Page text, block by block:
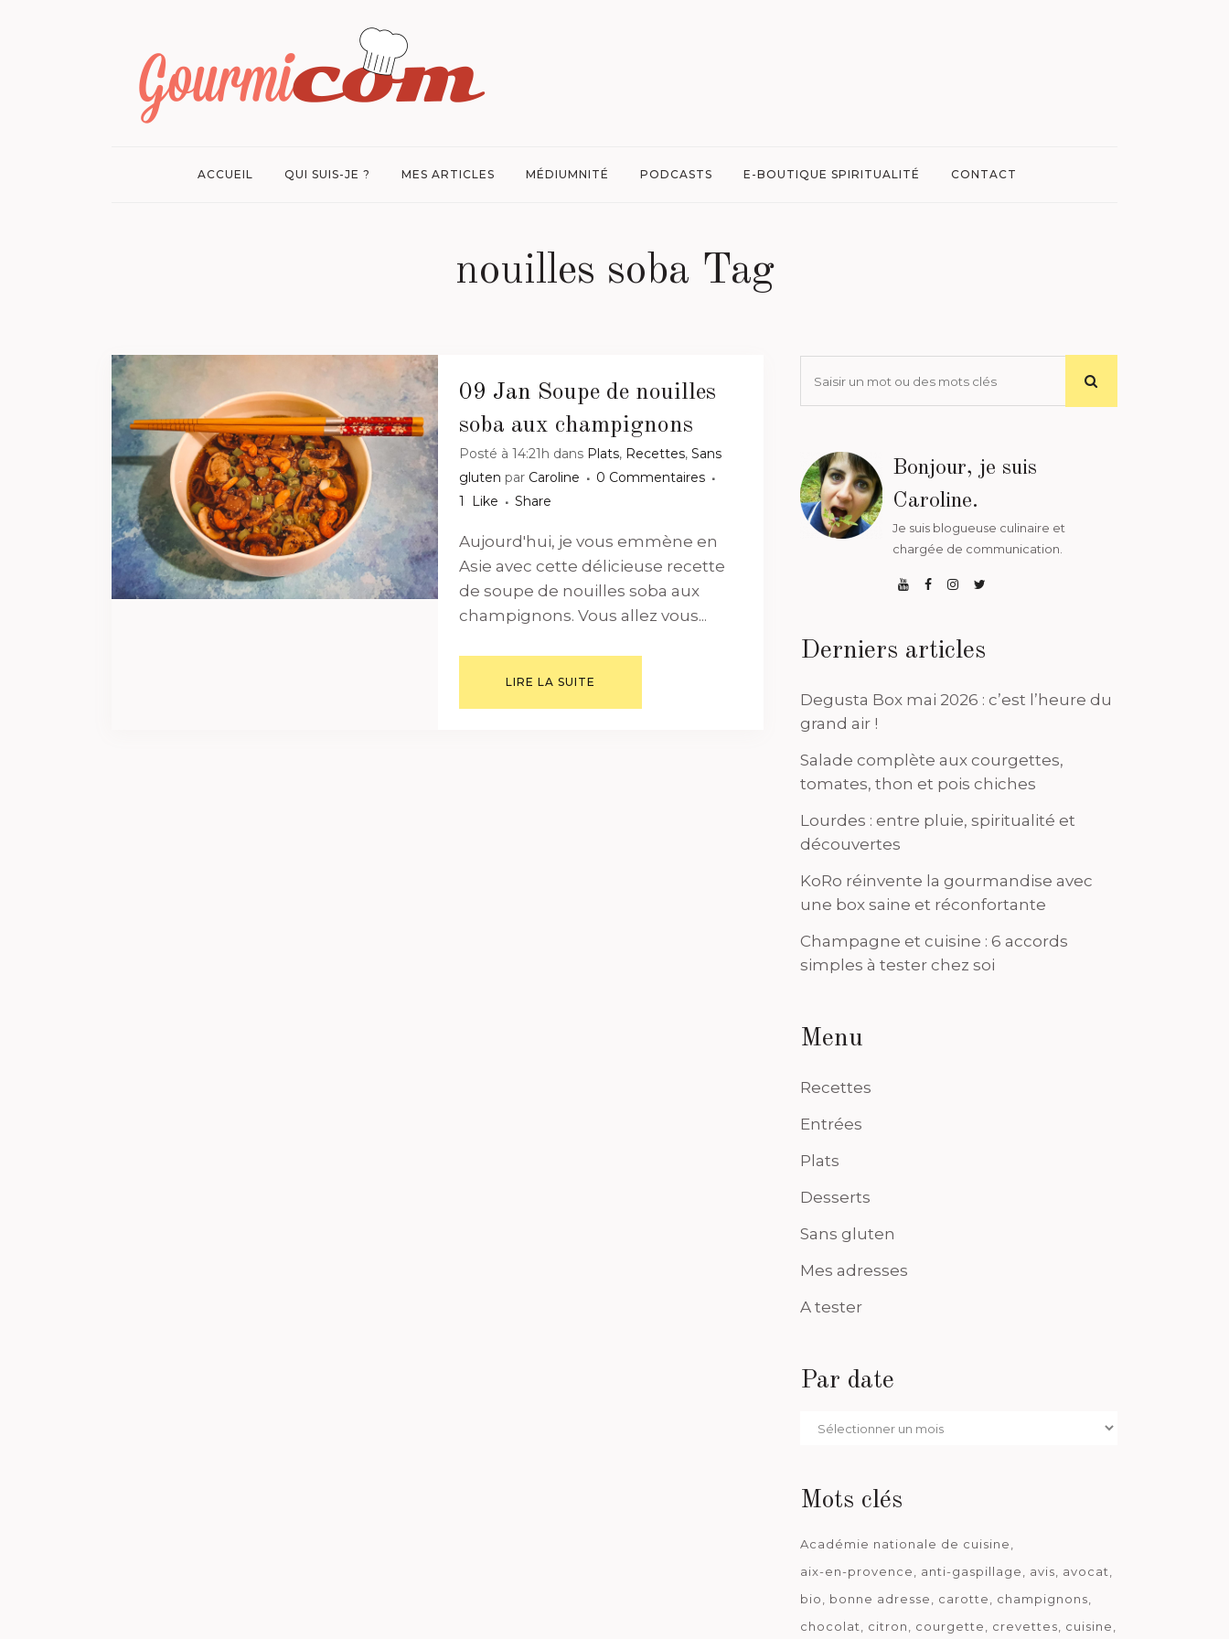
ACCUEIL QUI SUIS-JE ? MES ARTICLES MÉDIUMNITÉ PODCASTS E-BOUTIQUE SPIRITUALITÉ CONTACT
nouilles soba Tag
09 Jan Soupe de nouilles
soba aux champignons
Posté à 14:21h dans Plats, Recettes, Sans
gluten par Caroline
0 Commentaires
1
Like Share
Aujourd'hui, je vous emmène en
Asie avec cette délicieuse recette
de soupe de nouilles soba aux
champignons. Vous allez vous...
LIRE LA SUITE
Bonjour, je suis
Caroline.
Je suis blogueuse culinaire et
chargée de communication.
Derniers articles
Degusta Box mai 2026 : c’est l’heure du
grand air !
Salade complète aux courgettes,
tomates, thon et pois chiches
Lourdes : entre pluie, spiritualité et
découvertes
KoRo réinvente la gourmandise avec
une box saine et réconfortante
Champagne et cuisine : 6 accords
simples à tester chez soi
Menu
Recettes
Entrées
Plats
Desserts
Sans gluten
Mes adresses
A tester
Par date
Par
Mots clés
Académie nationale de cuisine
aix-en-provence
anti-gaspillage avis
avocat
bio
bonne adresse carotte
champignons
chocolat
citron courgette crevettes
cuisine